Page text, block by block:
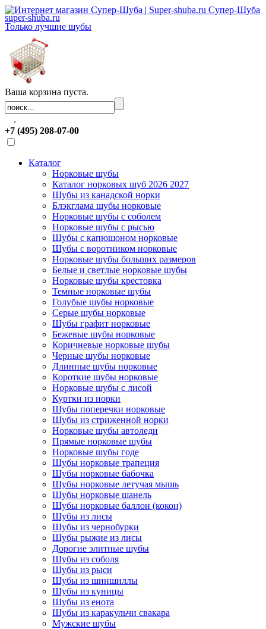
Супер-Шуба
super-shuba.ru
Только лучшие шубы
Ваша корзина пуста.
.
+7 (495) 208-07-00
Каталог
Норковые шубы
Каталог норковых шуб 2026 2027
Шубы из канадской норки
Блэкглама шубы норковые
Норковые шубы с соболем
Норковые шубы с рысью
Шубы с капюшоном норковые
Шубы с воротником норковые
Норковые шубы больших размеров
Белые и светлые норковые шубы
Норковые шубы крестовка
Темные норковые шубы
Голубые шубы норковые
Серые шубы норковые
Шубы графит норковые
Бежевые шубы норковые
Коричневые норковые шубы
Черные шубы норковые
Длинные шубы норковые
Короткие шубы норковые
Норковые шубы с лисой
Куртки из норки
Шубы поперечки норковые
Шубы из стриженной норки
Норковые шубы автоледи
Прямые норковые шубы
Норковые шубы годе
Шубы норковые трапеция
Шубы норковые бабочка
Шубы норковые летучая мышь
Шубы норковые шанель
Шубы норковые баллон (кокон)
Шубы из лисы
Шубы из чернобурки
Шубы рыжие из лисы
Дорогие элитные шубы
Шубы из соболя
Шубы из рыси
Шубы из шиншиллы
Шубы из куницы
Шубы из енота
Шубы из каракульчи свакара
Мужские шубы